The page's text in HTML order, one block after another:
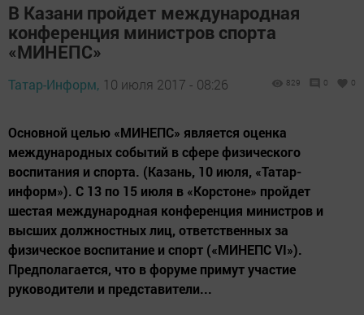
В Казани пройдет международная
конференция министров спорта
«МИНЕПС»
Татар-Информ, 10 июля 2017 - 08:26 829 0 0
Основной целью «МИНЕПС» является оценка
международных событий в сфере физического
воспитания и спорта. (Казань, 10 июля, «Татар-
информ»). С 13 по 15 июля в «Корстоне» пройдет
шестая международная конференция министров и
высших должностных лиц, ответственных за
физическое воспитание и спорт («МИНЕПС VI»).
Предполагается, что в форуме примут участие
руководители и представители...